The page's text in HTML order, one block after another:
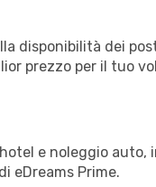
disponibilità dei
prezzo per il tuo
e noleggio auto,
eDreams Prime.